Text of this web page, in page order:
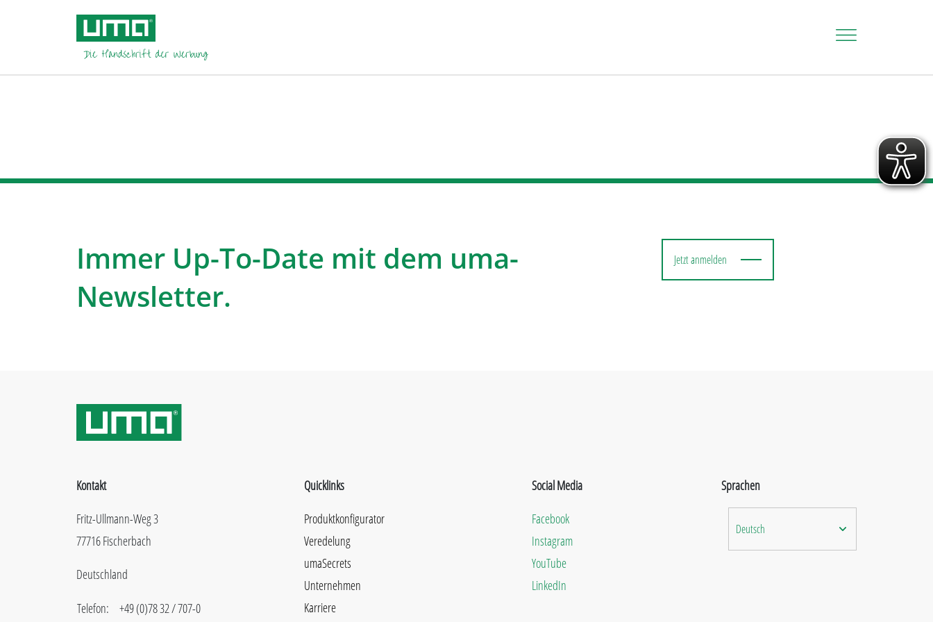
Immer Up-To-Date mit dem uma-
Newsletter.
Jetzt anmelden
Kontakt
Fritz-Ullmann-Weg 3
77716 Fischerbach
Deutschland
Telefon:
+49 (0)78 32 / 707-0
Quicklinks
Produktkonfigurator
Veredelung
umaSecrets
Unternehmen
Karriere
Social Media
Facebook
Instagram
YouTube
LinkedIn
Sprachen
Deutsch